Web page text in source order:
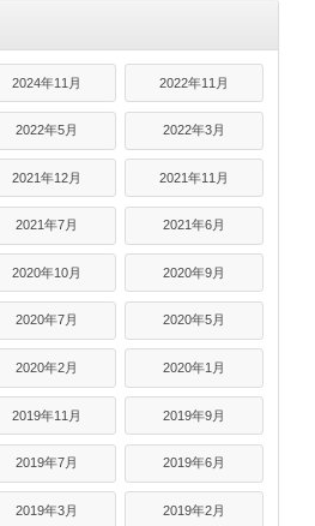
2024年11月 2022年11月
2022年5月 2022年3月
2021年12月 2021年11月
2021年7月 2021年6月
2020年10月 2020年9月
2020年7月 2020年5月
2020年2月 2020年1月
2019年11月 2019年9月
2019年7月 2019年6月
2019年3月 2019年2月